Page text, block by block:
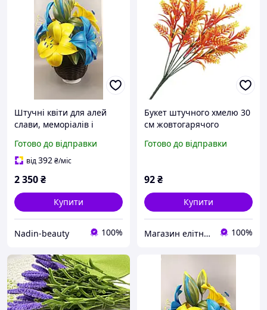
Штучні квіти для алей
слави, меморіалів і
Готово до відправки
від392₴/міс
2 350₴
Купити
Nadin-beauty 100%
Букет штучного хмелю 30
см жовтогарячого
Готово до відправки
92₴
Купити
Магазин елітної парфумерії та косметики "Престиж" 100%